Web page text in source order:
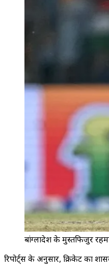
बांग्लादेश के मुस्तफिजुर
रिपोर्ट्स के अनुसार, क्रिकेट का